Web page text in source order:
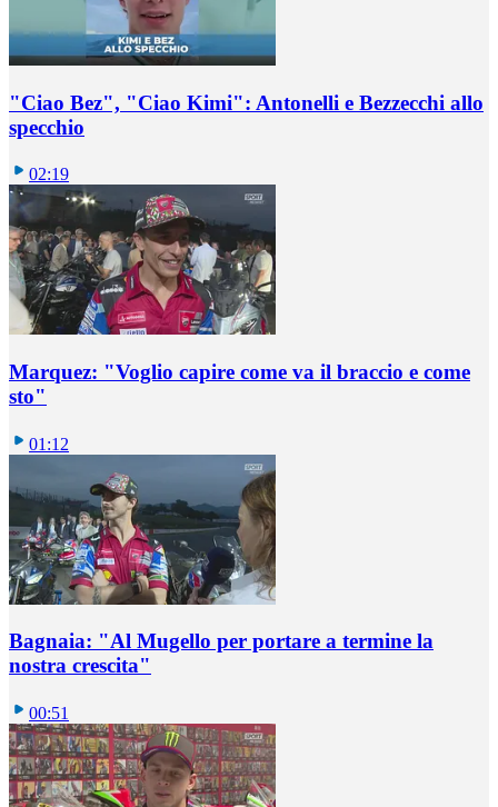
"Ciao Bez", "Ciao Kimi": Antonelli e Bezzecchi allo
specchio
02:19
Marquez: "Voglio capire come va il braccio e come
sto"
01:12
Bagnaia: "Al Mugello per portare a termine la
nostra crescita"
00:51